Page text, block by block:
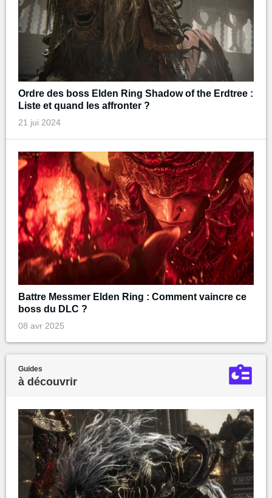
Ordre des boss Elden Ring Shadow of the Erdtree :
Liste et quand les affronter ?
21 jui 2024
Battre Messmer Elden Ring : Comment vaincre ce
boss du DLC ?
08 avr 2025
Guides
à découvrir